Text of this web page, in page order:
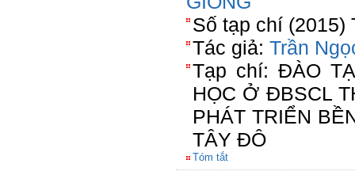
Số tạp chí (2015)
Tác giả: Trần
Tạp chí: ĐÀO
HỌC Ở ĐBSCL
PHÁT TRIỂN
TÂY ĐÔ
Tóm tắt